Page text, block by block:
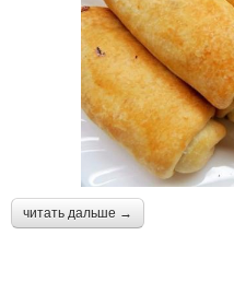
читать дальше →